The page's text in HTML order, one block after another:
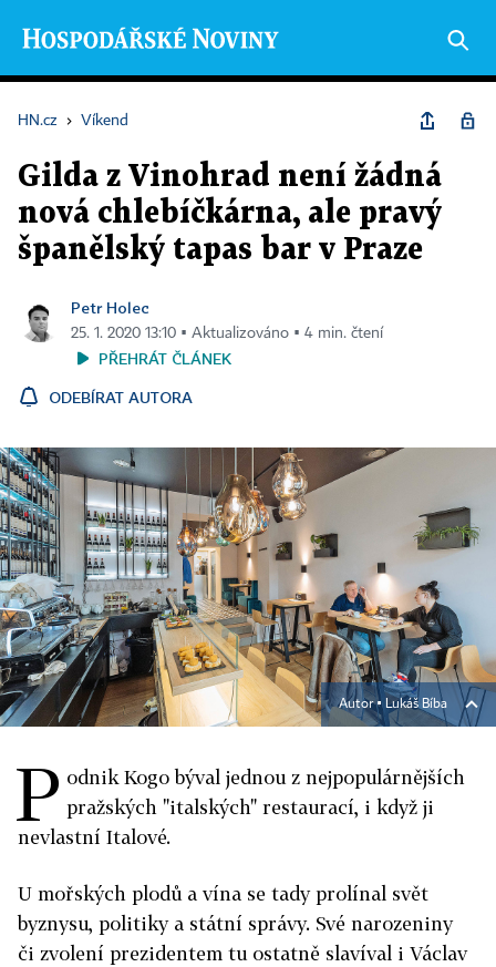
HN.cz › Víkend
Gilda z Vinohrad není žádná
nová chlebíčkárna, ale pravý
španělský tapas bar v Praze
Petr Holec
25. 1. 2020 13:10 ▪ Aktualizováno ▪ 4 min. čtení
PŘEHRÁT ČLÁNEK
ODEBÍRAT AUTORA
Autor ▪ Lukáš Bíba
P odnik Kogo býval jednou z nejpopulárnějších
pražských "italských" restaurací, i když ji
nevlastní Italové.
U mořských plodů a vína se tady prolínal svět
byznysu, politiky a státní správy. Své narozeniny
či zvolení prezidentem tu ostatně slavíval i Václav